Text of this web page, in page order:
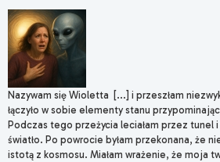
Nazywam się Wioletta [...] i przeszłam
łączyło w sobie elementy stanu
Podczas tego przeżycia leciałam przez tunel
światło. Po powrocie byłam przekonana, że
istotą z kosmosu. Miałam wrażenie, że moja